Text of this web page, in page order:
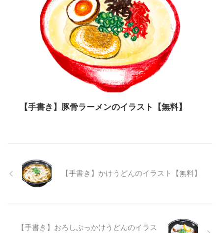
【手書き】豚骨ラーメンのイラスト【無料】
【手書き】かけうどんのイラスト【無料】
【手書き】おろしぶっかけうどんのイラス